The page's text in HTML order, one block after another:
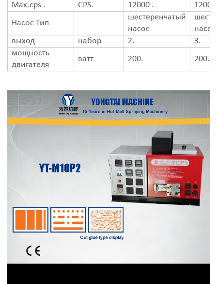
Max.cps .
CPS. 12000 .
Насос Тип
шестеренчатый
насос
насос
выход
набор 2.
3.
мощность
двигателя
ватт 200. 200.